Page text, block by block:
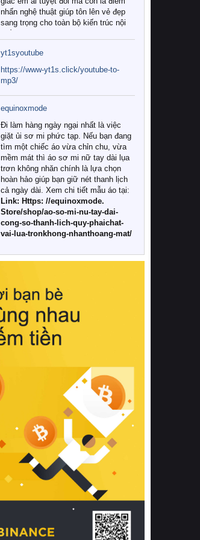
nhấn nghệ thuật giúp tôn lên vẻ đẹp
sang trọng cho toàn bộ kiến trúc nội
Tuy nhiên, giữa thị trường đa dạng
với vô vàn thương hiệu và mẫu mã
như hiện nay, làm thế nào để chọn
được những bộ chăn ga gối đệm cao
cấp thực sự chất lượng, phù hợp với
khí hậu và nhu cầu sử dụng của gia
đình? Hãy cùng chúng tôi đi tìm lời
giải đáp chi tiết qua bài viết dưới đây.
1. Tại sao các gia đình hiện đại lại ưa
chuộng chăn ga gối đệm cao cấp?
Khác với các dòng sản phẩm thông
thường, những bộ chăn ga gối đệm
cao cấp trải qua quy trình sản xuất
nghiêm ngặt từ khâu chọn lọc nguyên
liệu tự nhiên đến công nghệ dệt
nhuộm hiện đại không chứa hóa chất
này, bạn sẽ cảm nhận rõ rệt sự khác
hồi chuẩn xác của phần đệm nâng đỡ
cột sống.
Bên cạnh đó, việc lựa chọn các dòng
sản phẩm đạt chuẩn chất lượng quốc
tế còn giúp ngăn ngừa tình trạng kích
khuẩn và nấm mốc trong điều kiện
thời tiết nóng ẩm. Bạn có thể tìm hiểu
thêm các nghiên cứu khoa học về tác
động của giấc ngủ và môi trường
phòng ngủ đối với sức khỏe con
người tại Sleep Foundation (External
Link) để có cái nhìn toàn diện hơn.
2. Các tiêu chí vàng khi lựa chọn
chăn ga gối đệm cao cấp cho phòng
ngủ
Để sở hữu một bộ chăn ga gối đệm
cao cấp hoàn hảo cả về thẩm mỹ lẫn
công năng, người tiêu dùng cần cân
nhắc kỹ lưỡng các tiêu chí quan trọng
yt1syoutube
https://www-yt1s.click/youtube-to-
mp3/
equinoxmode
Đi làm hàng ngày ngại nhất là việc
giặt ủi sơ mi phức tạp. Nếu bạn đang
tìm một chiếc áo vừa chỉn chu, vừa
mềm mát thì áo sơ mi nữ tay dài lụa
trơn không nhăn chính là lựa chọn
hoàn hảo giúp bạn giữ nét thanh lịch
cả ngày dài. Xem chi tiết mẫu áo tại:
Link: Https: //equinoxmode.
Store/shop/ao-so-mi-nu-tay-dai-
cong-so-thanh-lich-quy-phaichat-
vai-lua-tronkhong-nhanthoang-mat/